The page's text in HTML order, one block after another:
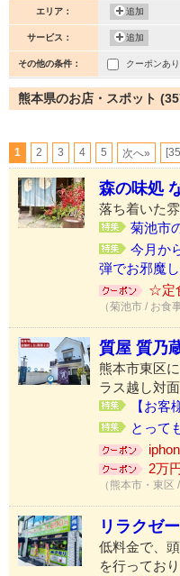
エリア： 追加
サービス： 追加
その他の条件： クーポンあり
熊本県のお店・スポット
1 2 3 4 5 次へ»
森の味処
落ち着いた
菊池市
今月か
弾でお邪魔
☆定
（菊池市 / お食
質屋 質乃
熊本市東区
ラス越し対
【お
とって
2万
（熊本市・東
リラクゼ
低料金で、
を行っており